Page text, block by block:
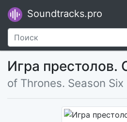
Soundtracks.pro
Игра престолов.
of Thrones. Season Six